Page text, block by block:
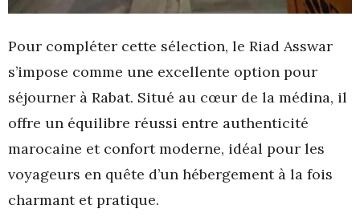
Pour compléter cette sélection, le Riad Asswar
s’impose comme une excellente option pour
séjourner à Rabat. Situé au cœur de la médina, il
offre un équilibre réussi entre authenticité
marocaine et confort moderne, idéal pour les
voyageurs en quête d’un hébergement à la fois
charmant et pratique.